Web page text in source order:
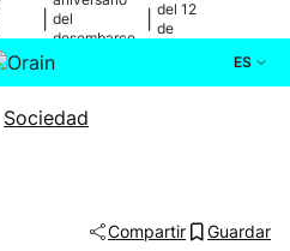
del
desembarco
de Elkano
del 12
de
ES
Actualidad
Sociedad
Compartir Guardar